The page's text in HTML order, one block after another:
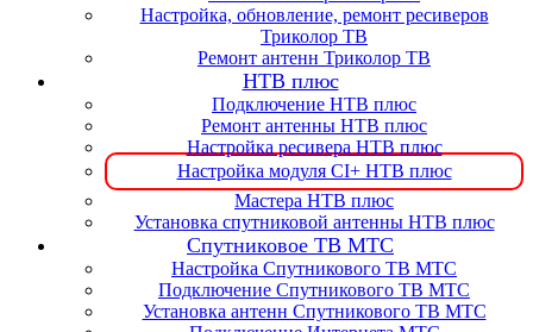
Настройка, обновление, ремонт ресиверов
Триколор ТВ
Ремонт антенн Триколор ТВ
НТВ плюс
Подключение НТВ плюс
Ремонт антенны НТВ плюс
Настройка ресивера НТВ плюс
Настройка модуля CI+ НТВ плюс
Мастера НТВ плюс
Установка спутниковой антенны НТВ плюс
Спутниковое ТВ МТС
Настройка Спутникового ТВ МТС
Подключение Спутникового ТВ МТС
Установка антенн Спутникового ТВ МТС